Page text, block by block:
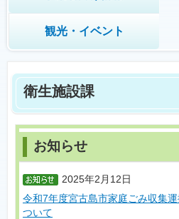
観光・イベント
衛生施設課
2025年2月12日
令和7年度宮古島市家庭ごみ収集
ついて